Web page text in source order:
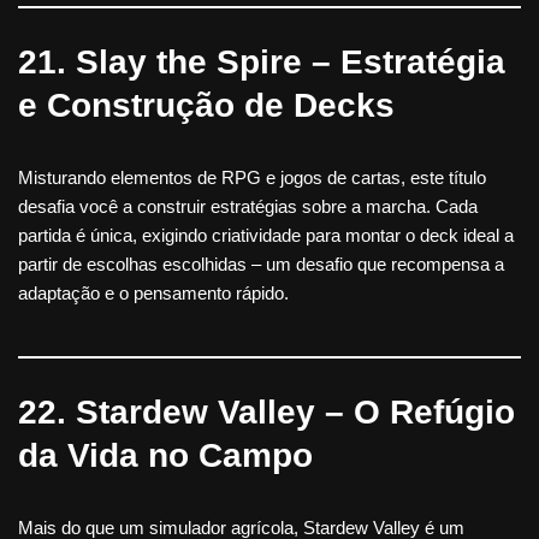
21. Slay the Spire – Estratégia
e Construção de Decks
Misturando elementos de RPG e jogos de cartas, este título
desafia você a construir estratégias sobre a marcha. Cada
partida é única, exigindo criatividade para montar o deck ideal a
partir de escolhas escolhidas – um desafio que recompensa a
adaptação e o pensamento rápido.
22. Stardew Valley – O Refúgio
da Vida no Campo
Mais do que um simulador agrícola, Stardew Valley é um